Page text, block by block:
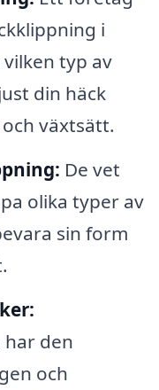
i
typ av
din häck
växtsätt.
De vet
olika typer av
sin form
har den
och